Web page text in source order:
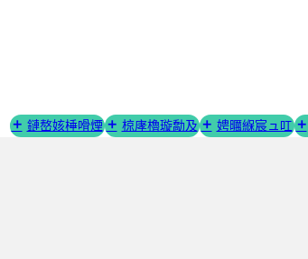
鏈嶅姟棰嗗煙
椋庨櫓璇勪及 娉曞緥宸ュ叿